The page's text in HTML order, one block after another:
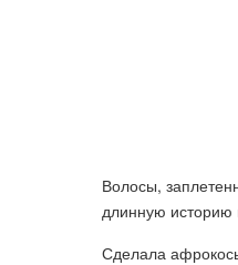
Волосы,
длинную историю
Сделала